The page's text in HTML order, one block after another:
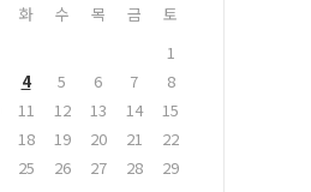
화 수 목 금
토
1
4 5 6 7
8
11 12 13 14
15
18 19 20 21
22
25 26 27 28
29